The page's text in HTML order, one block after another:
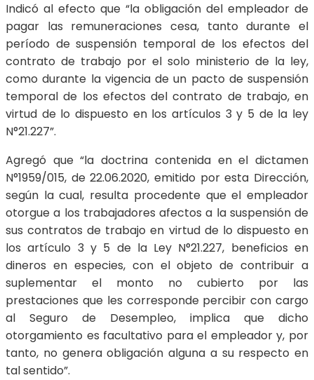
Indicó al efecto que “la obligación del empleador de
pagar las remuneraciones cesa, tanto durante el
período de suspensión temporal de los efectos del
contrato de trabajo por el solo ministerio de la ley,
como durante la vigencia de un pacto de suspensión
temporal de los efectos del contrato de trabajo, en
virtud de lo dispuesto en los artículos 3 y 5 de la ley
N°21.227”.
Agregó que “la doctrina contenida en el dictamen
N°1959/015, de 22.06.2020, emitido por esta Dirección,
según la cual, resulta procedente que el empleador
otorgue a los trabajadores afectos a la suspensión de
sus contratos de trabajo en virtud de lo dispuesto en
los artículo 3 y 5 de la Ley N°21.227, beneficios en
dineros en especies, con el objeto de contribuir a
suplementar el monto no cubierto por las
prestaciones que les corresponde percibir con cargo
al Seguro de Desempleo, implica que dicho
otorgamiento es facultativo para el empleador y, por
tanto, no genera obligación alguna a su respecto en
tal sentido”.